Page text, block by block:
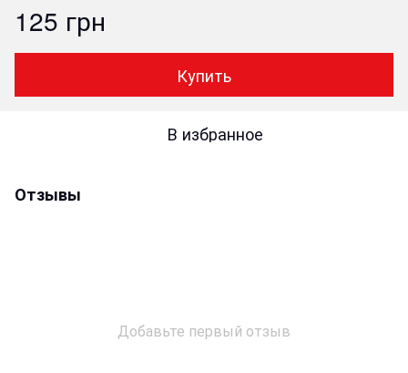
125 грн
Купить
В избранное
Отзывы
Добавьте первый отзыв